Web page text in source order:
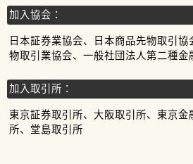
加入協会：
日本証券業協会、日本商品先物取引
物取引業協会、一般社団法人第二種金
加入取引所：
東京証券取引所、大阪取引所、東京金
所、堂島取引所